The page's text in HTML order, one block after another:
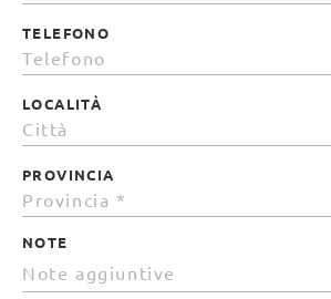
TELEFONO
LOCALITÀ
PROVINCIA
NOTE